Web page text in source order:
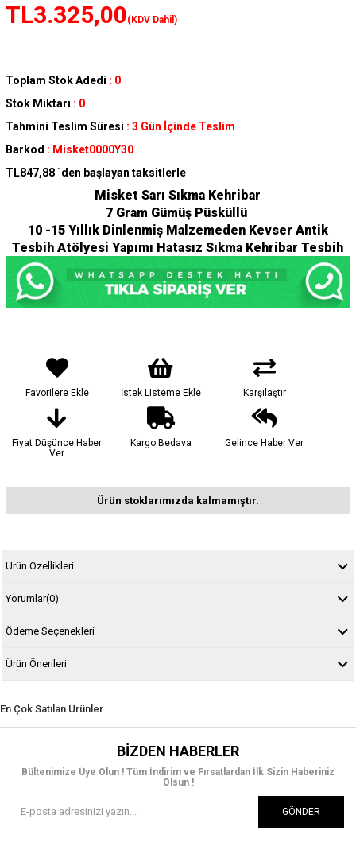
TL3.325,00(KDV Dahil)
Toplam Stok Adedi : 0
Stok Miktarı : 0
Tahmini Teslim Süresi : 3 Gün İçinde Teslim
Barkod : Misket0000Y30
TL847,88 `den başlayan taksitlerle
Misket Sarı Sıkma Kehribar
7 Gram Gümüş Püsküllü
10 -15 Yıllık Dinlenmiş Malzemeden Kevser Antik
Tesbih Atölyesi Yapımı Hatasız Sıkma Kehribar Tesbih
Favorilere Ekle İstek Listeme Ekle Karşılaştır
Fiyat Düşünce Haber
Ver
Kargo Bedava Gelince Haber Ver
Ürün stoklarımızda kalmamıştır.
Ürün Özellikleri
Yorumlar(0)
Ödeme Seçenekleri
Ürün Önerileri
En Çok Satılan Ürünler
BIZDEN HABERLER
Bültenimize Üye Olun ! Tüm İndirim ve Fırsatlardan İlk Sizin Haberiniz
Olsun !
GÖNDER